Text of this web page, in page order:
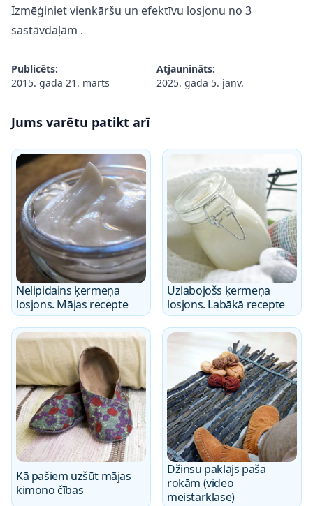
Izmēģiniet vienkāršu un efektīvu losjonu no 3
sastāvdaļām .
Publicēts:
2015. gada 21. marts
Atjaunināts:
2025. gada 5. janv.
Jums varētu patikt arī
Nelipidains ķermeņa
losjons. Mājas recepte
Uzlabojošs ķermeņa
losjons. Labākā recepte
Kā pašiem uzšūt mājas
kimono čības
Džinsu paklājs paša
rokām (video
meistarklase)